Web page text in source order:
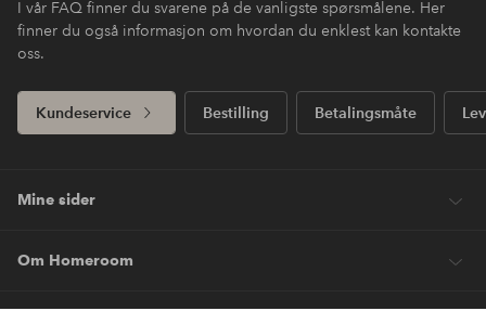
I vår FAQ finner du svarene på de vanligste spørsmålene. Her
finner du også informasjon om hvordan du enklest kan kontakte
oss.
Kundeservice Bestilling Betalingsmåte
Mine sider
Om Homeroom